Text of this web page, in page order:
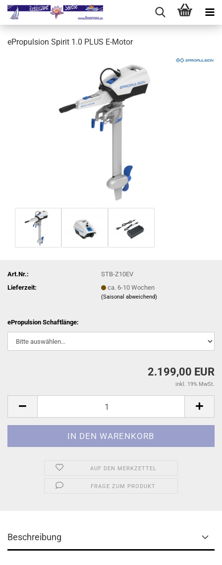
ePropulsion Spirit 1.0 PLUS E-Motor
Art.Nr.:
STB-Z10EV
Lieferzeit:
ca. 6-10 Wochen
(Saisonal abweichend)
ePropulsion Schaftlänge:
2.199,00 EUR
inkl. 19% MwSt.
AUF DEN MERKZETTEL
FRAGE ZUM PRODUKT
Beschreibung